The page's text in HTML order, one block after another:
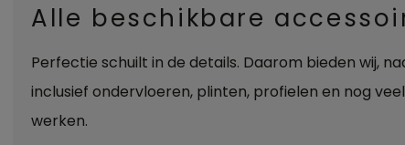
Alle beschikbare
Perfectie schuilt in de details. Daarom bieden wij,
inclusief ondervloeren, plinten, profielen en nog
werken.